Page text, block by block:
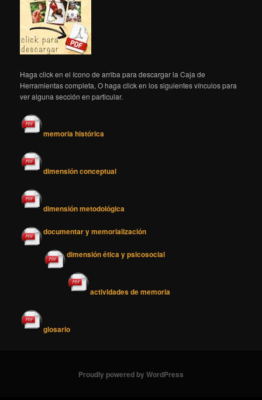
Haga click en el ícono de arriba para descargar la Caja de
Herramientas completa, O haga click en los siguientes vínculos para
ver alguna sección en particular.
memoria histórica
dimensión conceptual
dimensión metodológica
documentar y memorialización
dimensión ética y psicosocial
actividades de memoria
glosario
Proudly powered by WordPress